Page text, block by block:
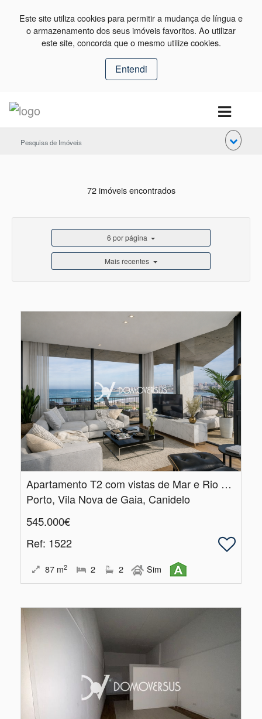
Este site utiliza cookies para permitir a mudança de língua e
o armazenamento dos seus imóveis favoritos. Ao utilizar
este site, concorda que o mesmo utilize cookies.
Entendi
Pesquisa de Imóveis
72 imóveis encontrados
6 por página
Mais recentes
Apartamento T2 com vistas de Mar e Rio Douro em Canidelo
Porto, Vila Nova de Gaia, Canidelo
545.000€
Ref: 1522
87 m2 2 2 Sim